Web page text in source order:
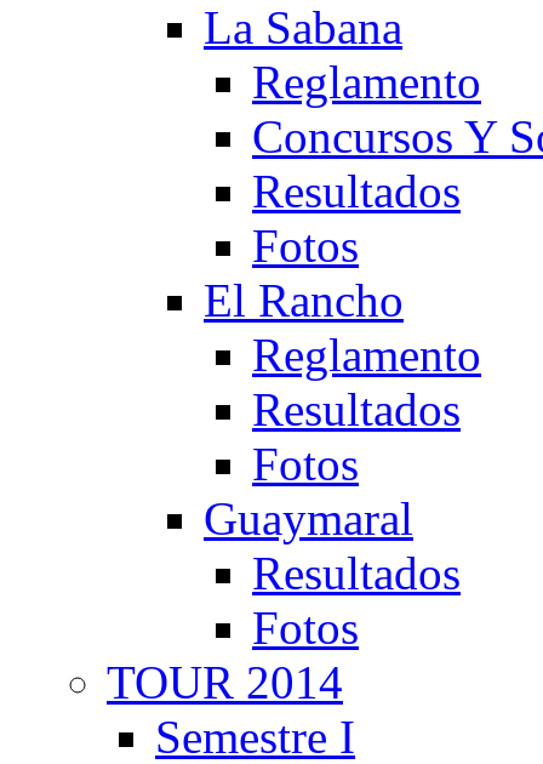
La Sabana
Reglamento
Concursos Y
Resultados
Fotos
El Rancho
Reglamento
Resultados
Fotos
Guaymaral
Resultados
Fotos
TOUR 2014
Semestre I